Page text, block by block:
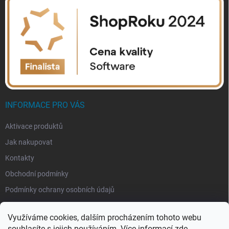
Využíváme cookies, dalším procházením tohoto webu
INFORMACE PRO VÁS
Aktivace produktů
Jak nakupovat
Kontakty
Obchodní podmínky
Podmínky ochrany osobních údajů